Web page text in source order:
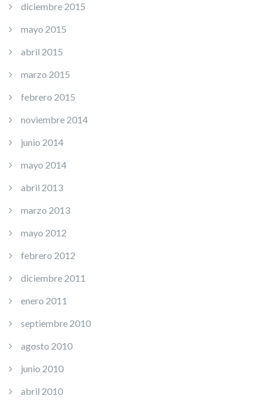
diciembre 2015
mayo 2015
abril 2015
marzo 2015
febrero 2015
noviembre 2014
junio 2014
mayo 2014
abril 2013
marzo 2013
mayo 2012
febrero 2012
diciembre 2011
enero 2011
septiembre 2010
agosto 2010
junio 2010
abril 2010